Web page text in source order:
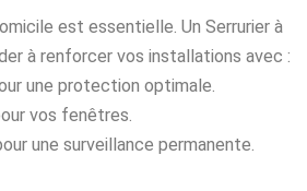
est essentielle. Un Serrurier à
à renforcer vos installations avec :
une protection optimale.
vos fenêtres.
une surveillance permanente.